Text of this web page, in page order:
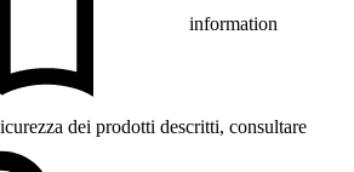
information
dei prodotti descritti, consultare